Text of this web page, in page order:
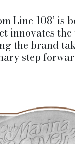
Line 108’ is
innovates
the brand
step